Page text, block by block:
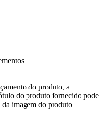
do produto, a
do produto fornecido pode
imagem do produto